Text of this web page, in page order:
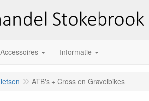
Accessoires Informatie
ATB's + Cross en Gravelbikes